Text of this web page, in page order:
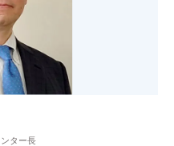
ター長